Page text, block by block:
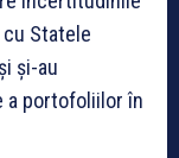
Statele
și-au
portofoliilor în